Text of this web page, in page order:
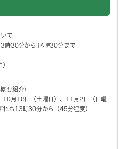
て
時30分から14時30分まで
要紹介）
10月18日（土曜日）、11月2日（日曜
れも13時30分から（45分程度）